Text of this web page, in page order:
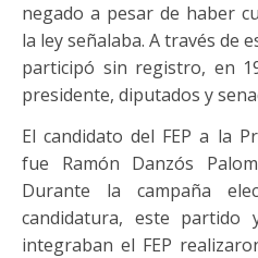
negado a pesar de haber
la ley señalaba. A través de
participó sin registro, en
presidente, diputados y
El candidato del FEP a la
fue Ramón Danzós
Durante la campaña
candidatura, este
integraban el FEP